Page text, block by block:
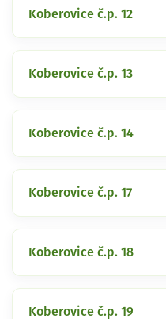
Koberovice č.p. 12
Koberovice č.p. 13
Koberovice č.p. 14
Koberovice č.p. 17
Koberovice č.p. 18
Koberovice č.p. 19